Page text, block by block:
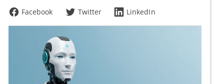
Facebook
Twitter LinkedIn